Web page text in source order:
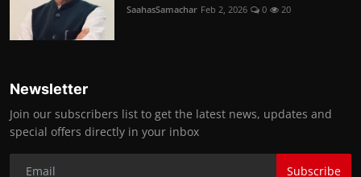
SaahasSamachar Feb 2, 2026 0 20
Newsletter
Join our subscribers list to get the latest news, updates and
special offers directly in your inbox
Subscribe